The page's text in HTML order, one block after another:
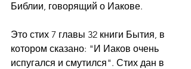
Библии, говорящий о Иакове.
Это стих 7 главы 32 книги Бытия, в
котором сказано: "И Иаков очень
испугался и смутился". Стих дан в